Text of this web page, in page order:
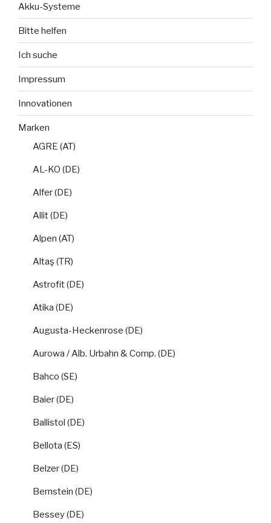
Akku-Systeme
Bitte helfen
Ich suche
Impressum
Innovationen
Marken
AGRE (AT)
AL-KO (DE)
Alfer (DE)
Allit (DE)
Alpen (AT)
Altaş (TR)
Astrofit (DE)
Atika (DE)
Augusta-Heckenrose (DE)
Aurowa / Alb. Urbahn & Comp. (DE)
Bahco (SE)
Baier (DE)
Ballistol (DE)
Bellota (ES)
Belzer (DE)
Bernstein (DE)
Bessey (DE)